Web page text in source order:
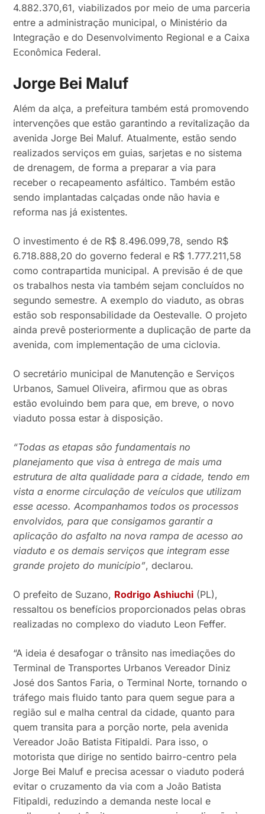
4.882.370,61, viabilizados por meio de uma parceria
entre a administração municipal, o Ministério da
Integração e do Desenvolvimento Regional e a Caixa
Econômica Federal.
Jorge Bei Maluf
Além da alça, a prefeitura também está promovendo
intervenções que estão garantindo a revitalização da
avenida Jorge Bei Maluf. Atualmente, estão sendo
realizados serviços em guias, sarjetas e no sistema
de drenagem, de forma a preparar a via para
receber o recapeamento asfáltico. Também estão
sendo implantadas calçadas onde não havia e
reforma nas já existentes.
O investimento é de R$ 8.496.099,78, sendo R$
6.718.888,20 do governo federal e R$ 1.777.211,58
como contrapartida municipal. A previsão é de que
os trabalhos nesta via também sejam concluídos no
segundo semestre. A exemplo do viaduto, as obras
estão sob responsabilidade da Oestevalle. O projeto
ainda prevê posteriormente a duplicação de parte da
avenida, com implementação de uma ciclovia.
O secretário municipal de Manutenção e Serviços
Urbanos, Samuel Oliveira, afirmou que as obras
estão evoluindo bem para que, em breve, o novo
viaduto possa estar à disposição.
“Todas as etapas são fundamentais no
planejamento que visa à entrega de mais uma
estrutura de alta qualidade para a cidade, tendo em
vista a enorme circulação de veículos que utilizam
esse acesso. Acompanhamos todos os processos
envolvidos, para que consigamos garantir a
aplicação do asfalto na nova rampa de acesso ao
viaduto e os demais serviços que integram esse
grande projeto do município”, declarou.
O prefeito de Suzano, Rodrigo Ashiuchi (PL),
ressaltou os benefícios proporcionados pelas obras
realizadas no complexo do viaduto Leon Feffer.
“A ideia é desafogar o trânsito nas imediações do
Terminal de Transportes Urbanos Vereador Diniz
José dos Santos Faria, o Terminal Norte, tornando o
tráfego mais fluido tanto para quem segue para a
região sul e malha central da cidade, quanto para
quem transita para a porção norte, pela avenida
Vereador João Batista Fitipaldi. Para isso, o
motorista que dirige no sentido bairro-centro pela
Jorge Bei Maluf e precisa acessar o viaduto poderá
evitar o cruzamento da via com a João Batista
Fitipaldi, reduzindo a demanda neste local e